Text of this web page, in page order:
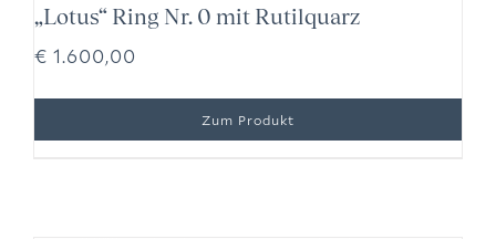
„Lotus“ Ring Nr. 0 mit Rutilquarz
€ 1.600,00